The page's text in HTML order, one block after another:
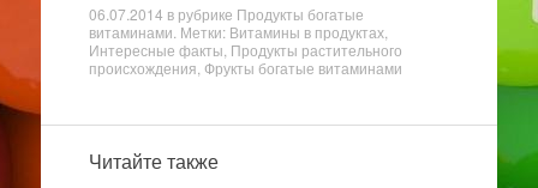
06.07.2014 в рубрике Продукты богатые
витаминами . Метки: Витамины в продуктах,
Интересные факты , Продукты растительного
происхождения, Фрукты богатые витаминами
Читайте также